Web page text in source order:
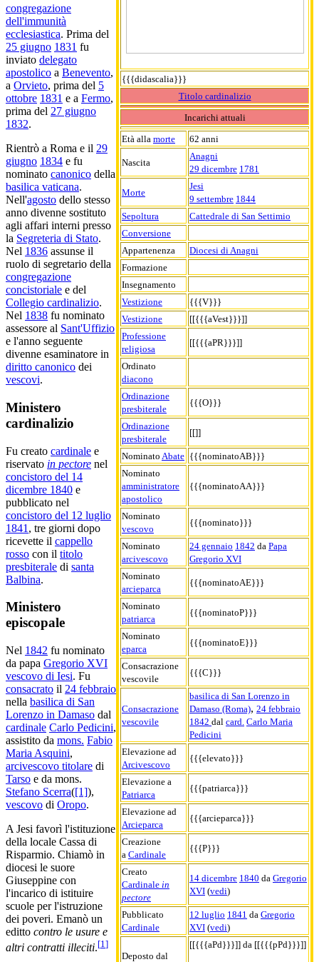
{{{didascalia}}}
Titolo cardinalizio
Incarichi attuali
Età alla morte 62 anni
Nascita
Anagni
29 dicembre 1781
Morte
Jesi
9 settembre 1844
Sepoltura
Cattedrale di San Settimio
Conversione
Appartenenza
Diocesi di Anagni
Formazione
Insegnamento
Vestizione
{{{V}}}
Vestizione
[[{{{aVest}}}]]
Professione
religiosa
[[{{{aPR}}}]]
Ordinato
diacono
Ordinazione
presbiterale
{{{O}}}
Ordinazione
presbiterale
[[]]
Nominato Abate {{{nominatoAB}}}
Nominato
amministratore
apostolico
{{{nominatoAA}}}
Nominato
vescovo
{{{nominato}}}
Nominato
arcivescovo
24 gennaio 1842 da Papa
Gregorio XVI
Nominato
arcieparca
{{{nominatoAE}}}
Nominato
patriarca
{{{nominatoP}}}
Nominato
eparca
{{{nominatoE}}}
Consacrazione
vescovile
{{{C}}}
Consacrazione
vescovile
basilica di San Lorenzo in
Damaso (Roma), 24 febbraio
1842 dal card. Carlo Maria
Pedicini
Elevazione ad
Arcivescovo
{{{elevato}}}
Elevazione a
Patriarca
{{{patriarca}}}
Elevazione ad
Arcieparca
{{{arcieparca}}}
Creazione
a Cardinale
{{{P}}}
Creato
Cardinale in
pectore
14 dicembre 1840 da Gregorio
XVI (vedi)
Pubblicato
Cardinale
12 luglio 1841 da Gregorio
XVI (vedi)
Deposto dal
[[{{{aPd}}}]] da [[{{{pPd}}}]]
congregazione
dell'immunità
ecclesiastica. Prima del
25 giugno 1831 fu
inviato delegato
apostolico a Benevento,
a Orvieto, prima del 5
ottobre 1831 e a Fermo,
prima del 27 giugno
1832.
Rientrò a Roma e il 29
giugno 1834 e fu
nominato canonico della
basilica vaticana.
Nell'agosto dello stesso
anno divenne sostituto
agli affari interni presso
la Segreteria di Stato.
Nel 1836 assunse il
ruolo di segretario della
congregazione
concistoriale e del
Collegio cardinalizio.
Nel 1838 fu nominato
assessore al Sant'Uffizio
e l'anno seguente
divenne esaminatore in
diritto canonico dei
vescovi.
Ministero
cardinalizio
Fu creato cardinale e
riservato in pectore nel
concistoro del 14
dicembre 1840 e
pubblicato nel
concistoro del 12 luglio
1841 , tre giorni dopo
ricevette il cappello
rosso con il titolo
presbiterale di santa
Balbina.
Ministero
episcopale
Nel 1842 fu nominato
da papa Gregorio XVI
vescovo di Iesi. Fu
consacrato il 24 febbraio
nella basilica di San
Lorenzo in Damaso dal
cardinale Carlo Pedicini,
assistito da mons. Fabio
Maria Asquini,
arcivescovo titolare di
Tarso e da mons.
Stefano Scerra([1]),
vescovo di Oropo.
A Jesi favorì l'istituzione
della locale Cassa di
Risparmio. Chiamò in
diocesi le suore
Giuseppine con
l'incarico di istituire
scuole per l'istruzione
dei poveri. Emanò un
editto contro le usure e
altri contratti illeciti.[1]